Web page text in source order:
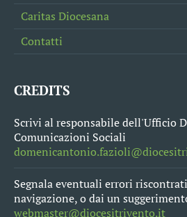
Caritas Diocesana
Contatti
CREDITS
Scrivi al responsabile dell'Ufficio
Comunicazioni Sociali
Segnala eventuali errori
navigazione, o dai un
webmaster@diocesitrivento.it